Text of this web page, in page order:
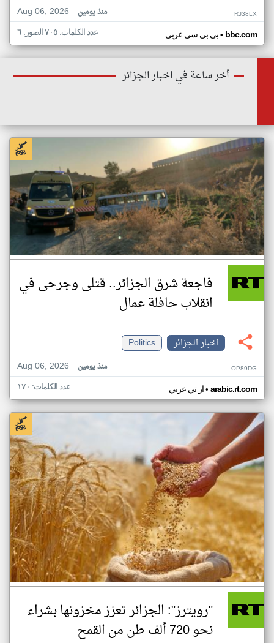
Aug 06, 2026 منذ يومين RJ38LX
بي بي سي عربي• bbc.com عدد الكلمات: ٧٠٥ الصور: ٦
أخر ساعة في اخبار الجزائر
فاجعة شرق الجزائر.. قتلى وجرحى في
انقلاب حافلة عمال
اخبار الجزائر
Politics
Aug 06, 2026
منذ يومين OP89DG
ار تي عربي• arabic.rt.com عدد الكلمات: ١٧٠
"رويترز": الجزائر تعزز مخزونها بشراء
نحو 720 ألف طن من القمح